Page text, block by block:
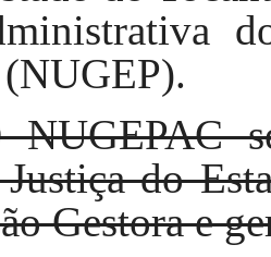
(NUGEP).
do
Gestora e